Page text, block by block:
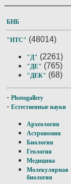
БНБ
"НТС" (48014)
"Д" (2261)
"ДЕ" (765)
"ДЕК" (68)
- Photogallery
- Естественные науки
Археология
Астрономия
Биология
Геология
Медицина
Молекулярная
биология